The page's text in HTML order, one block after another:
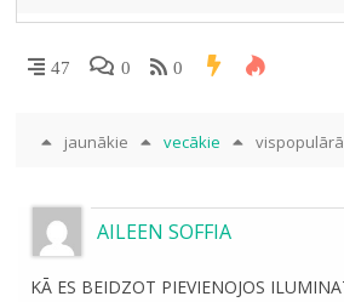
47 0 0
jaunākie vecākie
AILEEN SOFFIA
KĀ ES BEIDZOT PIEVIENOJOS